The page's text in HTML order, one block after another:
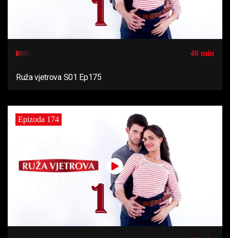
46 min
Ruža vjetrova S01 Ep175
Epizoda 174